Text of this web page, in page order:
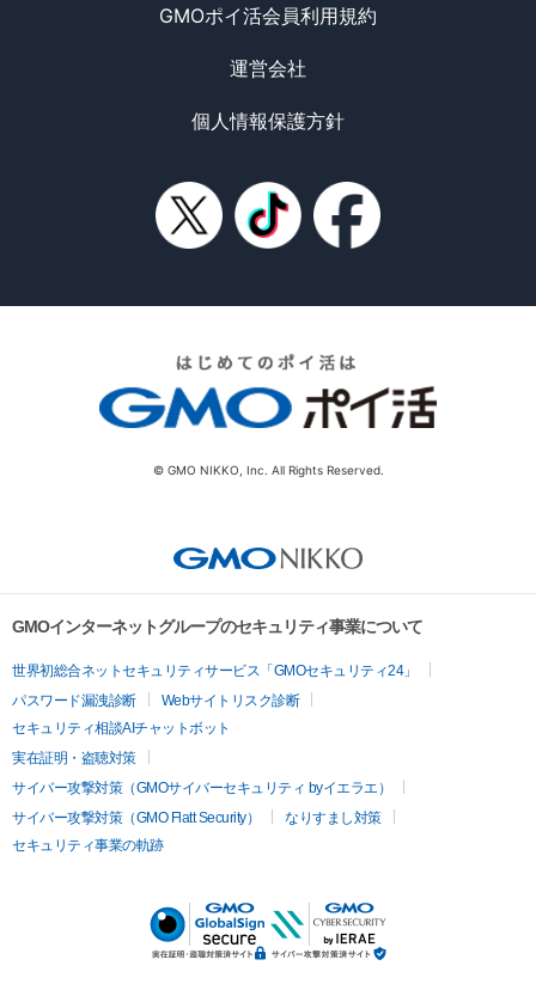
GMOポイ活会員利用規約
運営会社
個人情報保護方針
© GMO NIKKO, Inc. All Rights Reserved.
GMOインターネットグループのセキュリティ事業について
世界初総合ネットセキュリティサービス「GMOセキュリティ24」
パスワード漏洩診断
Webサイトリスク診断
セキュリティ相談AIチャットボット
実在証明・盗聴対策
サイバー攻撃対策（GMOサイバーセキュリティ byイエラエ）
サイバー攻撃対策（GMO Flatt Security）
なりすまし対策
セキュリティ事業の軌跡